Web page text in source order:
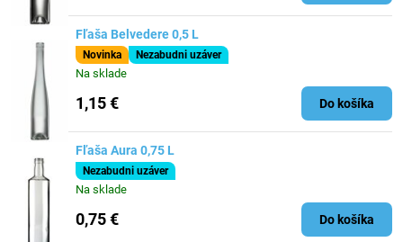
Fľaša Belvedere 0,5 L
Novinka Nezabudni uzáver
Na sklade
1,15 € Do košíka
Fľaša Aura 0,75 L
Nezabudni uzáver
Na sklade
0,75 € Do košíka